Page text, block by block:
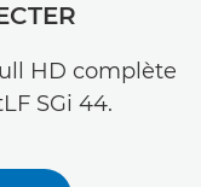
HD complète
SGi 44.